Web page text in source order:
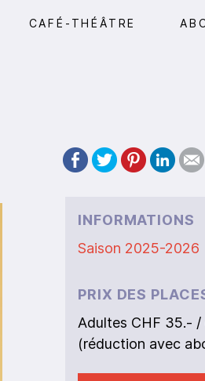
CAFÉ-THÉÂTRE
INFORMATIONS
Saison 2025-2026
PRIX DES
Adultes CHF 35.-
(réduction avec